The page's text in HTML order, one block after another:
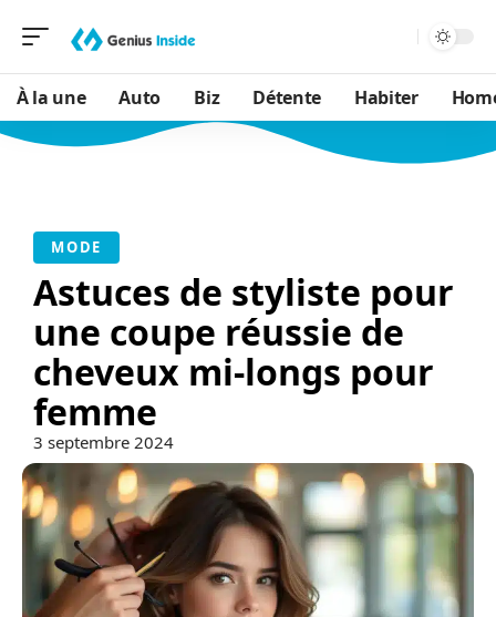
À la une Auto Biz Détente Habiter
MODE
Astuces de styliste pour
une coupe réussie de
cheveux mi-longs pour
femme
3 septembre 2024